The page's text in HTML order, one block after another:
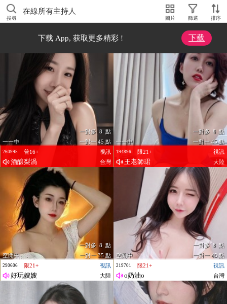
搜尋
在線所有主持人
圖片 篩選 排序
下载 App, 获取更多精彩 ! 下载
一一中
一對多 8 點
一對一 45 點
普16+
視訊
260995
酒釀梨渦 台灣
一一中
一對多 8 點
一對一 45 點
限21+
視訊
194896
王老師珺 大陸
空閒中
一對多 8 點
一對一 35 點
限21+
視訊
290606
好玩嫂嫂 大陸
空閒中
一對多 8 點
一對一 45 點
限21+
視訊
219701
o奶油o 台灣